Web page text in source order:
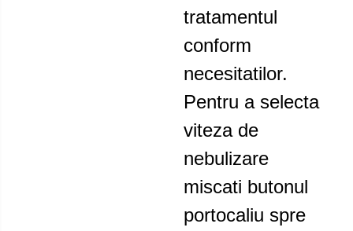
tratamentul
conform
necesitatilor.
Pentru a selecta
viteza de
nebulizare
miscati butonul
portocaliu spre